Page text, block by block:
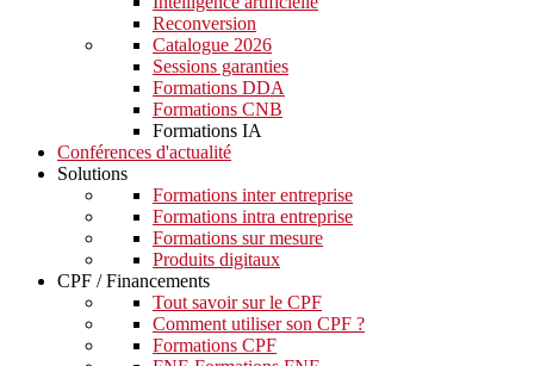
Reconversion
Catalogue 2026
Sessions garanties
Formations DDA
Formations CNB
Formations IA
Conférences d'actualité
Solutions
Formations inter entreprise
Formations intra entreprise
Formations sur mesure
Produits digitaux
CPF / Financements
Tout savoir sur le CPF
Comment utiliser son CPF ?
Formations CPF